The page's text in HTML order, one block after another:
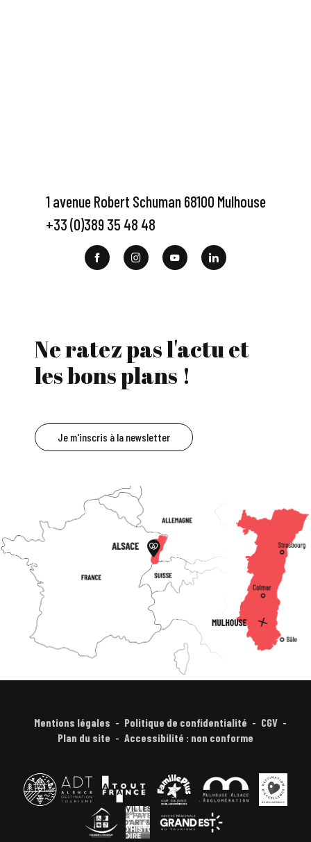
1 avenue Robert Schuman 68100 Mulhouse
+33 (0)389 35 48 48
Ne ratez pas l'actu et
les bons plans !
Je m'inscris à la newsletter
Mentions légales Politique de confidentialité
CGV
Plan du site
Accessibilité : non conforme